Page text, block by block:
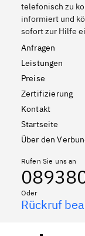
telefonisch zu
informiert und
sofort zur Hilfe
Anfragen
Leistungen
Preise
Zertifizierung
Kontakt
Startseite
Über den
Rufen Sie uns an
Oder
Rückruf